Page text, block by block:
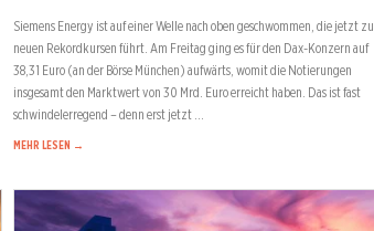
Siemens Energy ist auf einer Welle nach oben geschwommen, die jetzt zu
neuen Rekordkursen führt. Am Freitag ging es für den Dax-Konzern auf
38,31 Euro (an der Börse München) aufwärts, womit die Notierungen
insgesamt den Marktwert von 30 Mrd. Euro erreicht haben. Das ist fast
schwindelerregend – denn erst jetzt …
MEHR LESEN →